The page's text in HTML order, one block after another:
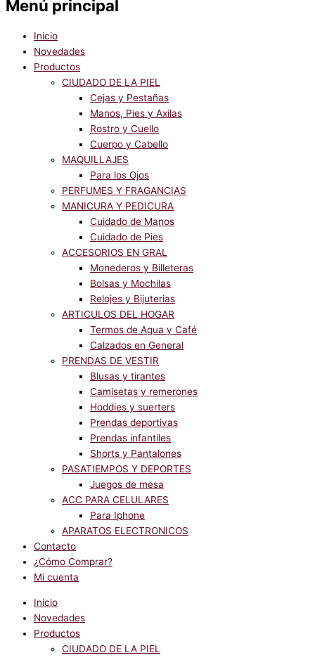
Menú principal
Inicio
Novedades
Productos
CIUDADO DE LA PIEL
Cejas y Pestañas
Manos, Pies y Axilas
Rostro y Cuello
Cuerpo y Cabello
MAQUILLAJES
Para los Ojos
PERFUMES Y FRAGANCIAS
MANICURA Y PEDICURA
Cuidado de Manos
Cuidado de Pies
ACCESORIOS EN GRAL
Monederos y Billeteras
Bolsas y Mochilas
Relojes y Bijuterias
ARTICULOS DEL HOGAR
Termos de Agua y Café
Calzados en General
PRENDAS DE VESTIR
Blusas y tirantes
Camisetas y remerones
Hoddies y suerters
Prendas deportivas
Prendas infantiles
Shorts y Pantalones
PASATIEMPOS Y DEPORTES
Juegos de mesa
ACC PARA CELULARES
Para Iphone
APARATOS ELECTRONICOS
Contacto
¿Cómo Comprar?
Mi cuenta
Inicio
Novedades
Productos
CIUDADO DE LA PIEL